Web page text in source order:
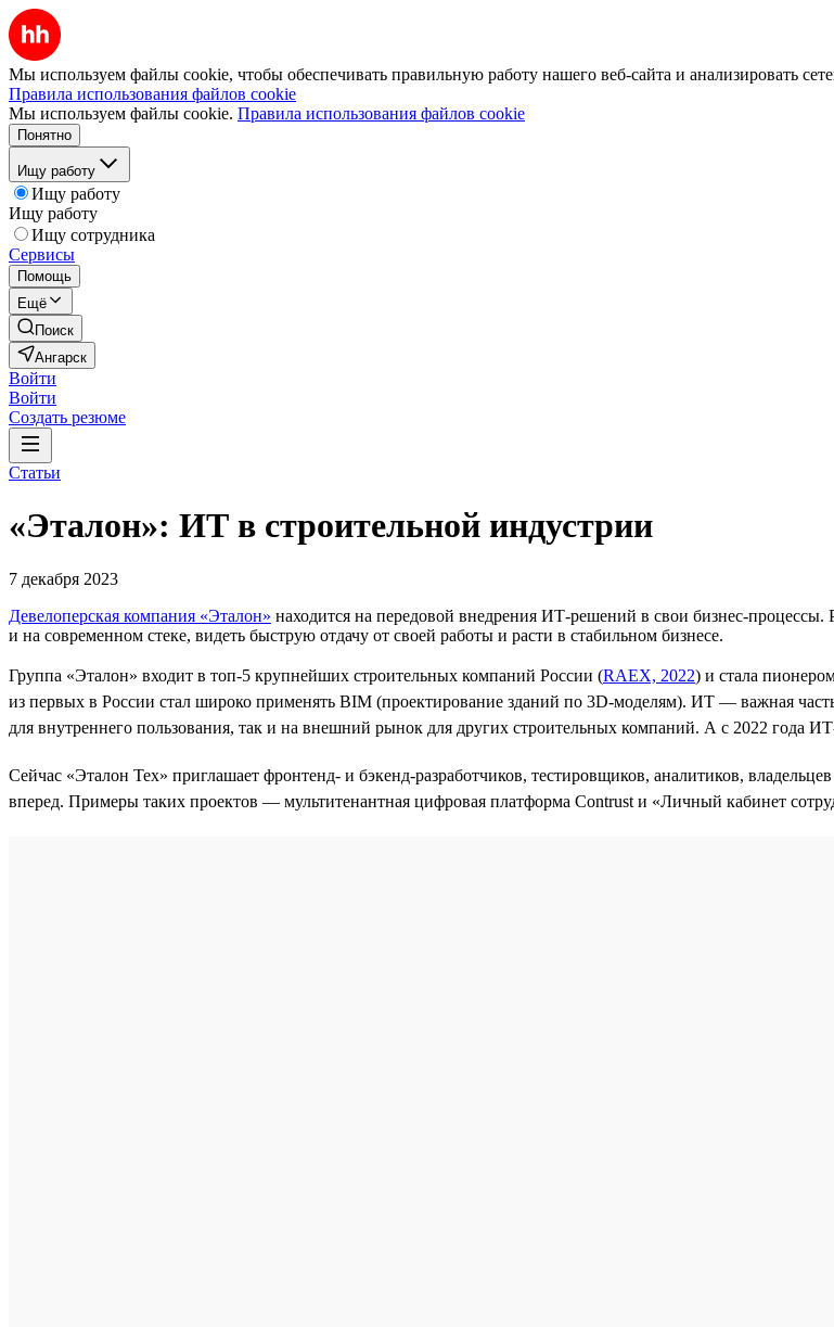
Мы используем файлы cookie, чтобы обеспечивать правильную работу нашего веб-сайта и анализировать
Правила использования файлов cookie
Мы используем файлы cookie. Правила использования файлов cookie
Понятно
Ищу работу
Ищу работу
Ищу работу
Ищу сотрудника
Сервисы
Помощь
Ещё
Поиск
Ангарск
Войти
Войти
Создать резюме
Статьи
«Эталон»: ИТ в строительной индустрии
7 декабря 2023
Девелоперская компания «Эталон» находится на передовой внедрения ИТ-решений в свои бизнес-процессы.
и на современном стеке, видеть быструю отдачу от своей работы и расти в стабильном бизнесе.
Группа «Эталон» входит в топ-5 крупнейших строительных компаний России (RAEX, 2022) и стала
из первых в России стал широко применять BIM (проектирование зданий по 3D-моделям). ИТ — важная
для внутреннего пользования, так и на внешний рынок для других строительных компаний. А с 2022
Сейчас «Эталон Тех» приглашает фронтенд- и бэкенд-разработчиков, тестировщиков, аналитиков,
вперед. Примеры таких проектов — мультитенантная цифровая платформа Contrust и «Личный кабинет